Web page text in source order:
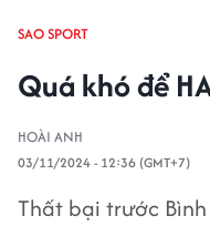
SAO SPORT
Quá khó để
HOÀI ANH
03/11/2024 - 12:36 (GMT+7)
Thất bại trước